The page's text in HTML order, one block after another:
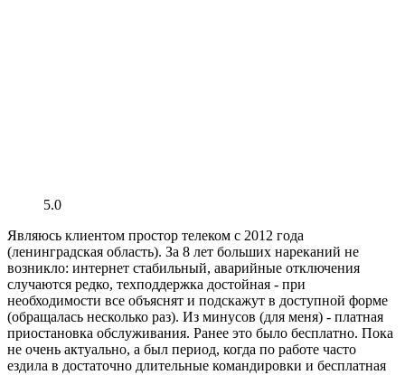
5.0
Являюсь клиентом простор телеком с 2012 года
(ленинградская область). За 8 лет больших нареканий не
возникло: интернет стабильный, аварийные отключения
случаются редко, техподдержка достойная - при
необходимости все объяснят и подскажут в доступной форме
(обращалась несколько раз). Из минусов (для меня) - платная
приостановка обслуживания. Ранее это было бесплатно. Пока
не очень актуально, а был период, когда по работе часто
ездила в достаточно длительные командировки и бесплатная